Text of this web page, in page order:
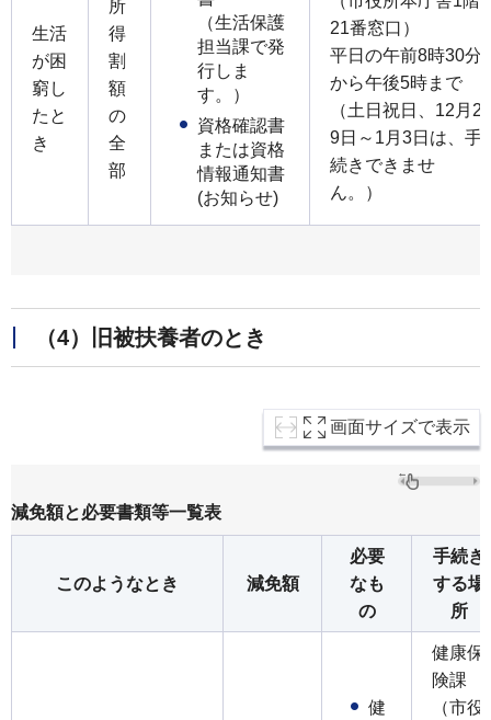
生活
が困
窮し
たと
き
所
得
割
額
の
全
部
（生活保護
担当課で発
行しま
す。）
資格確認書
または資格
情報通知書
(お知らせ)
21番窓口）
平日の午前8時30分
から午後5時まで
（土日祝日、12月2
9日～1月3日は、手
続きできませ
ん。）
（4）旧被扶養者のとき
画面サイズで表示
減免額と必要書類等一覧表
このようなとき 減免額
必要
なも
の
手続き
する場
所
健
健康保
険課
（市役